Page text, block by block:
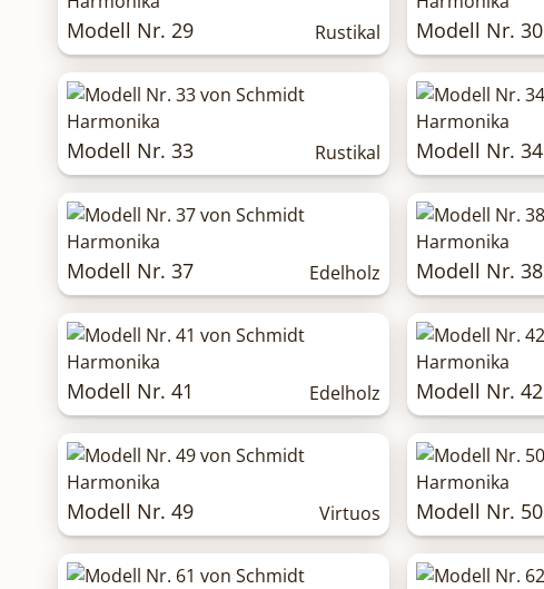
Modell Nr. 29 Rustikal Modell Nr. 30
Modell Nr. 33 Rustikal Modell Nr. 34
Modell Nr. 37 Edelholz Modell Nr. 38
Modell Nr. 41 Edelholz Modell Nr. 42
Modell Nr. 49 Virtuos Modell Nr. 50